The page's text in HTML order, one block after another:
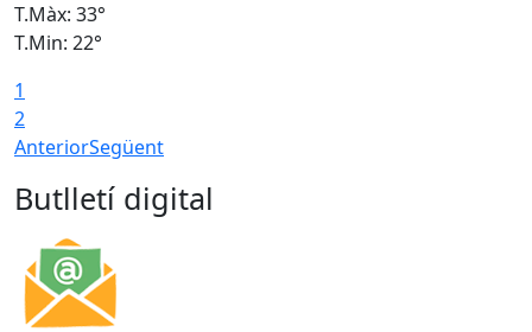
T.Màx: 33°
T.Min: 22°
1
2
AnteriorSegüent
Butlletí digital